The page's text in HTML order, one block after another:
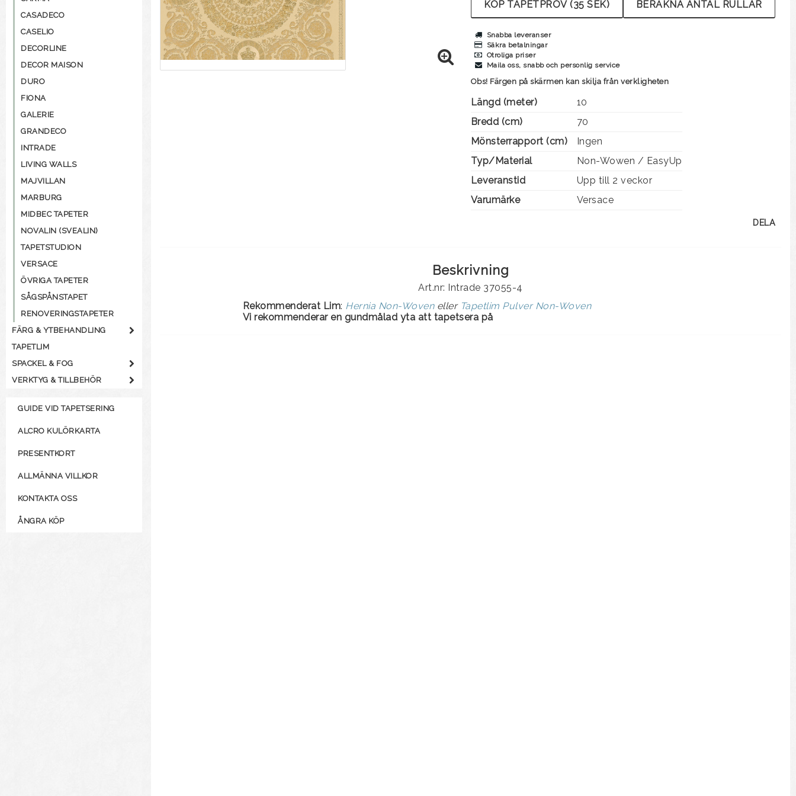
CASADECO
CASELIO
DECORLINE
DECOR MAISON
DURO
FIONA
GALERIE
GRANDECO
INTRADE
LIVING WALLS
MAJVILLAN
MARBURG
MIDBEC TAPETER
NOVALIN (SVEALIN)
TAPETSTUDION
VERSACE
ÖVRIGA TAPETER
SÅGSPÅNSTAPET
RENOVERINGSTAPETER
FÄRG & YTBEHANDLING
TAPETLIM
SPACKEL & FOG
VERKTYG & TILLBEHÖR
GUIDE VID TAPETSERING
ALCRO KULÖRKARTA
PRESENTKORT
ALLMÄNNA VILLKOR
KONTAKTA OSS
ÅNGRA KÖP
BERÄKNA ANTAL RULLAR
KÖP TAPETPROV (35 SEK)
Snabba leveranser
Säkra betalningar
Otroliga priser
Maila oss, snabb och personlig service
Obs! Färgen på skärmen kan skilja från verkligheten
Längd (meter)
10
Bredd (cm)
70
Mönsterrapport (cm)
Ingen
Typ/Material
Non-Wowen / EasyUp
Leveranstid
Upp till 2 veckor
Varumärke
Versace
DELA
Beskrivning
Art.nr: Intrade 37055-4
Rekommenderat Lim: Hernia Non-Woveneller Tapetlim Pulver Non-Woven
Vi rekommenderar en gundmålad yta att tapetsera på